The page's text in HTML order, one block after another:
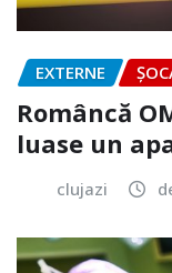
EXTERNE
Româncă
luase un
clujazi